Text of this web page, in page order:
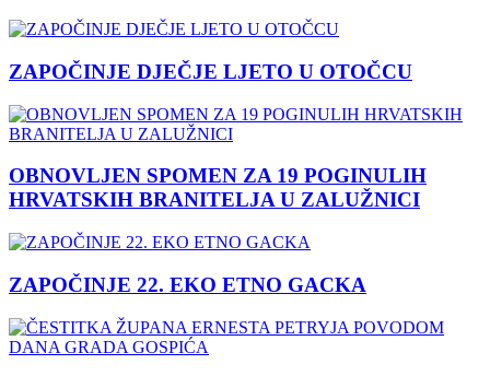
ZAPOČINJE DJEČJE LJETO U OTOČCU
OBNOVLJEN SPOMEN ZA 19 POGINULIH
HRVATSKIH BRANITELJA U ZALUŽNICI
ZAPOČINJE 22. EKO ETNO GACKA